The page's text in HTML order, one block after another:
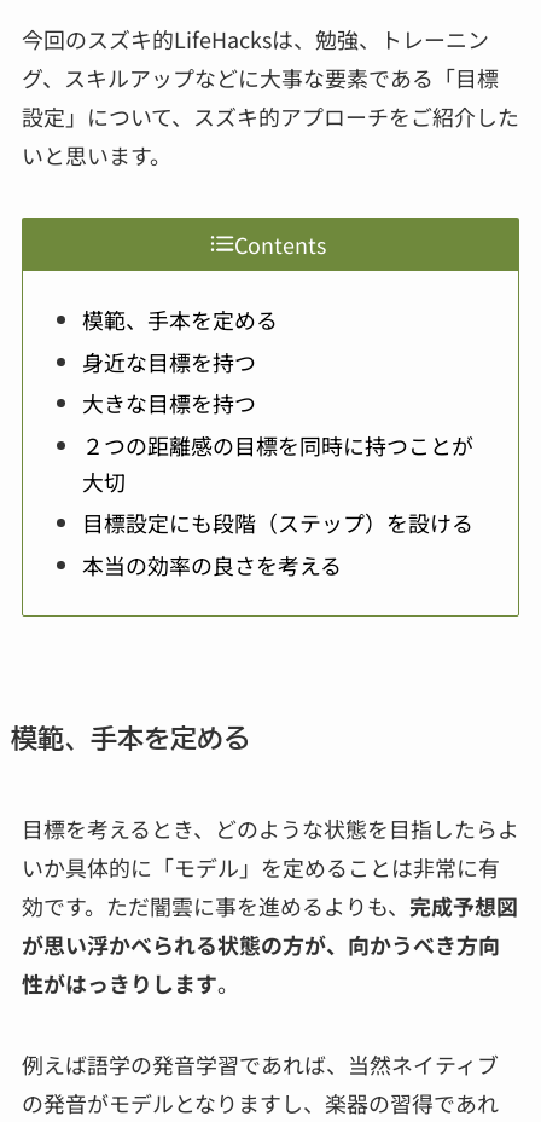
今回のスズキ的LifeHacksは、勉強、トレーニン
グ、スキルアップなどに大事な要素である「目標
設定」について、スズキ的アプローチをご紹介した
いと思います。
Contents
模範、手本を定める
身近な目標を持つ
大きな目標を持つ
２つの距離感の目標を同時に持つことが
大切
目標設定にも段階（ステップ）を設ける
本当の効率の良さを考える
模範、手本を定める
目標を考えるとき、どのような状態を目指したらよ
いか具体的に「モデル」を定めることは非常に有
効です。ただ闇雲に事を進めるよりも、 完成予想図
が思い浮かべられる状態の方が、向かうべき方向
性がはっきりします。
例えば語学の発音学習であれば、当然ネイティブ
の発音がモデルとなりますし、楽器の習得であれ